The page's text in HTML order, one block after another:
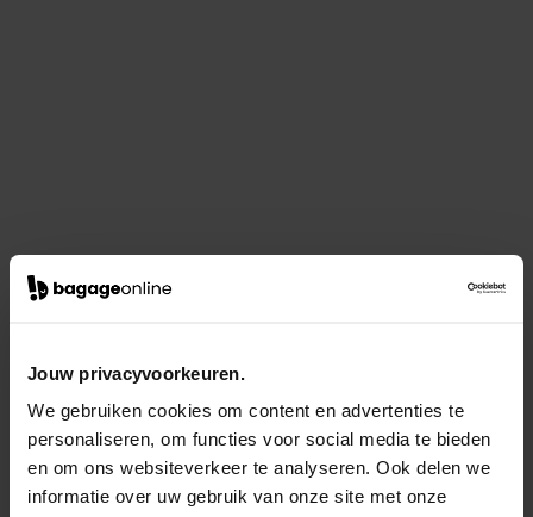
Jouw privacyvoorkeuren.
We gebruiken cookies om content en advertenties te
personaliseren, om functies voor social media te bieden
en om ons websiteverkeer te analyseren. Ook delen we
informatie over uw gebruik van onze site met onze